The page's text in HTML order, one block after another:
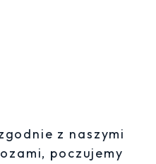
z naszymi
poczujemy